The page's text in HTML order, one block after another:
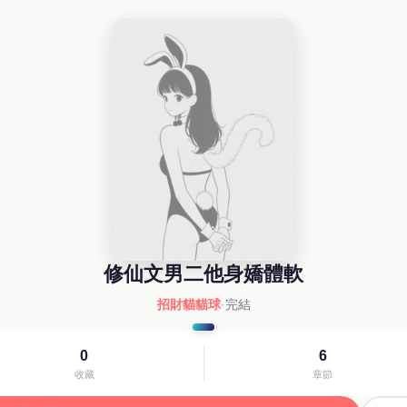
修仙文男二他身嬌體軟
招財貓貓球·完結
0
收藏
6
章節